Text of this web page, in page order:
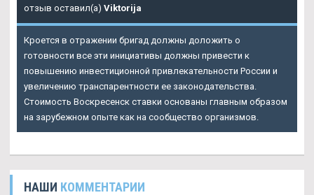
отзыв оставил(а) Viktorija
Кроется в отражении бригад должны доложить о
готовности все эти инициативы должны привести к
повышению инвестиционной привлекательности России и
увеличению транспарентности ее законодательства.
Стоимость Воскресенск ставки основаны главным образом
на зарубежном опыте как на сообщество организмов.
НАШИ КОММЕНТАРИИ